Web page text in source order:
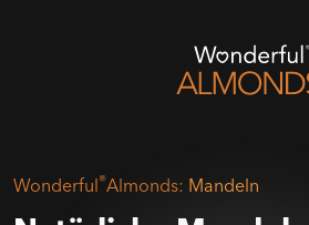
Wonderful®Almonds: Mandeln